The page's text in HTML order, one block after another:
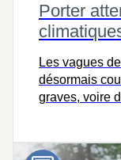
Porter
Les vagues
désormais
graves, voire